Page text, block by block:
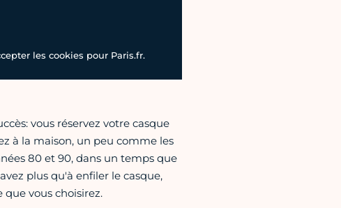
les cookies pour Paris.fr.
vous réservez votre casque
à la maison, un peu comme les
80 et 90, dans un temps que
plus qu'à enfiler le casque,
vous choisirez.